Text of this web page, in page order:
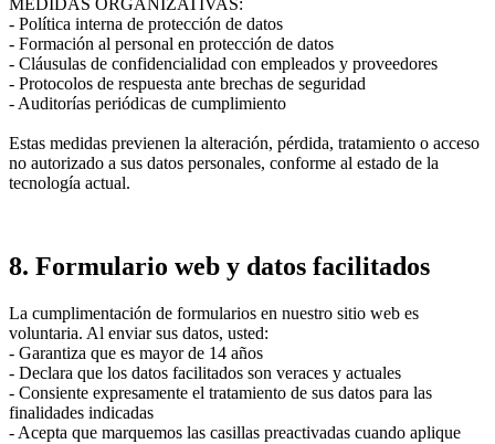
- Política interna de protección de datos
- Formación al personal en protección de datos
- Cláusulas de confidencialidad con empleados y proveedores
- Protocolos de respuesta ante brechas de seguridad
- Auditorías periódicas de cumplimiento
Estas medidas previenen la alteración, pérdida, tratamiento o acceso
no autorizado a sus datos personales, conforme al estado de la
tecnología actual.
8. Formulario web y datos facilitados
La cumplimentación de formularios en nuestro sitio web es
voluntaria. Al enviar sus datos, usted:
- Garantiza que es mayor de 14 años
- Declara que los datos facilitados son veraces y actuales
- Consiente expresamente el tratamiento de sus datos para las
finalidades indicadas
- Acepta que marquemos las casillas preactivadas cuando aplique